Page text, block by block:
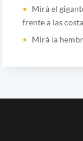
Mirá el
frente a las
Mirá la